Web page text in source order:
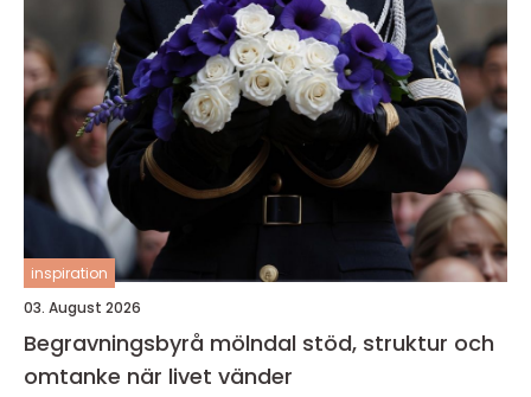
inspiration
03. August 2026
Begravningsbyrå mölndal stöd, struktur och
omtanke när livet vänder